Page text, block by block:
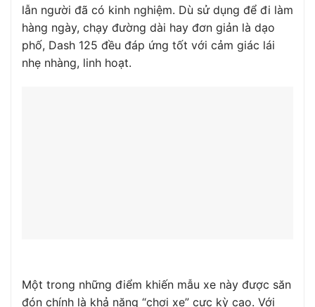
lẫn người đã có kinh nghiệm. Dù sử dụng để đi làm
hàng ngày, chạy đường dài hay đơn giản là dạo
phố, Dash 125 đều đáp ứng tốt với cảm giác lái
nhẹ nhàng, linh hoạt.
Một trong những điểm khiến mẫu xe này được săn
đón chính là khả năng “chơi xe” cực kỳ cao. Với